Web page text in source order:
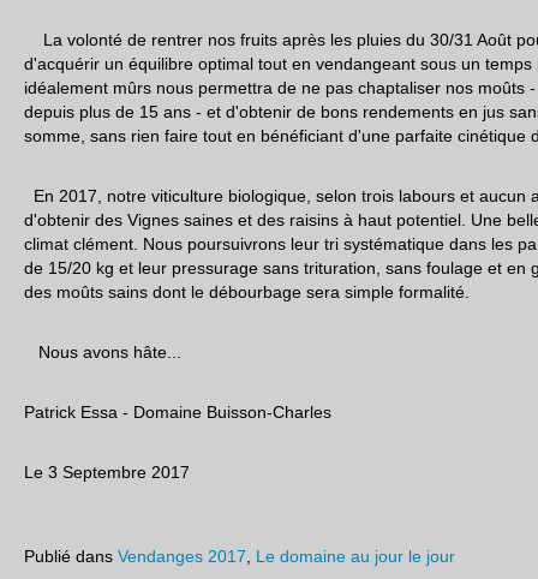
La volonté de rentrer nos fruits après les pluies du 30/31 Août
d'acquérir un équilibre optimal tout en vendangeant sous un temps
idéalement mûrs nous permettra de ne pas chaptaliser nos moûts
depuis plus de 15 ans - et d'obtenir de bons rendements en jus
somme, sans rien faire tout en bénéficiant d'une parfaite cinétique
En 2017, notre viticulture biologique, selon trois labours et aucun
d'obtenir des Vignes saines et des raisins à haut potentiel. Une
climat clément. Nous poursuivrons leur tri systématique dans les
de 15/20 kg et leur pressurage sans trituration, sans foulage et en
des moûts sains dont le débourbage sera simple formalité.
Nous avons hâte...
Patrick Essa - Domaine Buisson-Charles
Le 3 Septembre 2017
Publié dans Vendanges 2017 Le domaine au jour le jour